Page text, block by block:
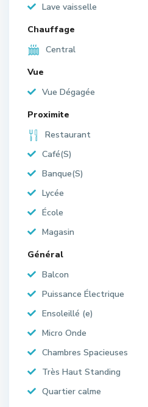
Lave vaisselle
Chauffage
Central
Vue
Vue Dégagée
Proximite
Restaurant
Café(S)
Banque(S)
Lycée
École
Magasin
Général
Balcon
Puissance Électrique
Ensoleillé (e)
Micro Onde
Chambres Spacieuses
Très Haut Standing
Quartier calme